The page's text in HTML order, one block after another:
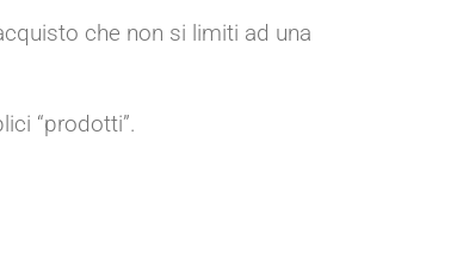
che non si limiti ad una
“prodotti”.